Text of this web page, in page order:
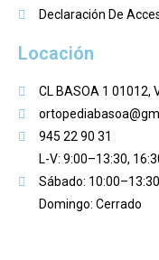
Declaración De
Locación
CL BASOA 1 01012,
945 22 90 31
L-V: 9:00–13:30,
Sábado: 10:00–13:30
Domingo: Cerrado